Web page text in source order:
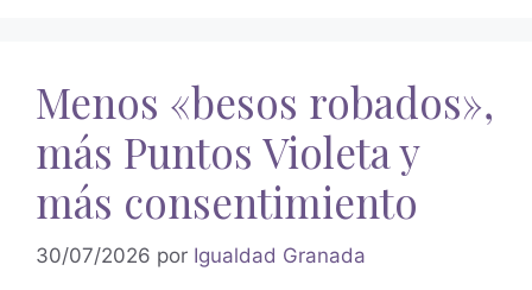
Menos «besos robados»,
más Puntos Violeta y
más consentimiento
30/07/2026 por Igualdad Granada